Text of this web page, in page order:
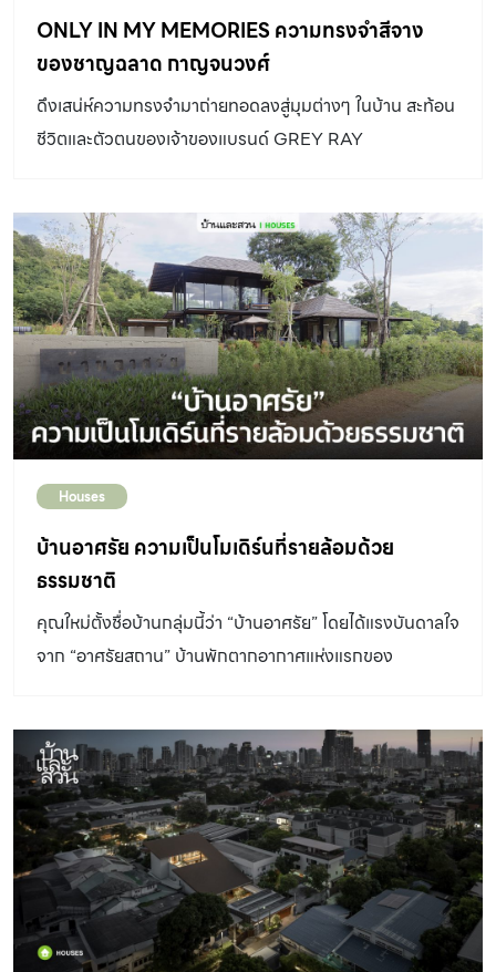
ONLY IN MY MEMORIES ความทรงจำสีจาง
ของชาญฉลาด กาญจนวงศ์
ดึงเสน่ห์ความทรงจำมาถ่ายทอดลงสู่มุมต่างๆ ในบ้าน สะท้อน
ชีวิตและตัวตนของเจ้าของแบรนด์ GREY RAY
Houses
บ้านอาศรัย ความเป็นโมเดิร์นที่รายล้อมด้วย
ธรรมชาติ
คุณใหม่ตั้งชื่อบ้านกลุ่มนี้ว่า “บ้านอาศรัย” โดยได้แรงบันดาลใจ
จาก “อาศรัยสถาน” บ้านพักตากอากาศแห่งแรกของ